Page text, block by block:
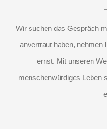
Wir suchen das Gespräch
anvertraut haben, nehmen
ernst. Mit unseren
menschenwürdiges Leben